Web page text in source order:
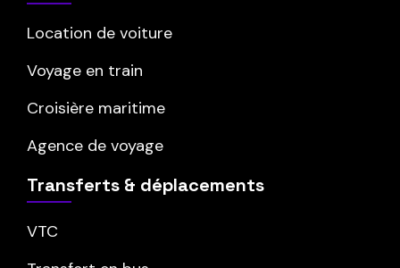
Location de voiture
Voyage en train
Croisière maritime
Agence de voyage
Transferts & déplacements
VTC